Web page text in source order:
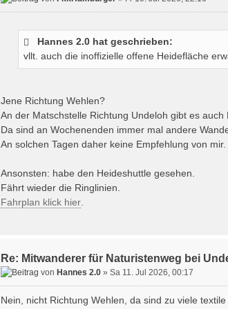
Hannes 2.0 hat geschrieben:
vllt. auch die inoffizielle offene Heidefläche
Jene Richtung Wehlen?
An der Matschstelle Richtung Undeloh gibt es auch
Da sind an Wochenenden immer mal andere
An solchen Tagen daher keine Empfehlung von mir.
Ansonsten: habe den Heideshuttle gesehen.
Fährt wieder die Ringlinien.
Fahrplan klick hier
Re: Mitwanderer für Naturistenweg bei
von Hannes 2.0 » Sa 11. Jul 2026, 00:17
Nein, nicht Richtung Wehlen, da sind zu viele